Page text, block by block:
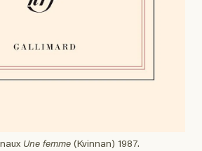
Une femme (Kvinnan) 1987.